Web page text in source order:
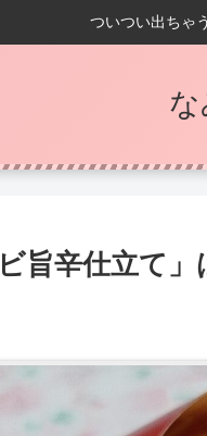
ついつい出ちゃ
旨辛仕立て